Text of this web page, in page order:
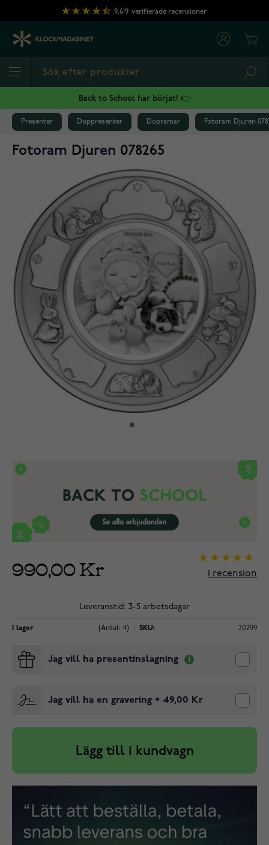
Hoppa till innehållet
9,619 verifierade recensioner
Back to School har börjat! 👉
Presenter Doppresenter Dopramar Fotoram Djuren
Fotoram Djuren 078265
990,00 Kr 1 recension
Leveranstid: 3-5 arbetsdagar
I lager (Antal: 4) SKU: 20299
Jag vill ha presentinslagning
Jag vill ha en gravering + 49,00 Kr
Lägg till i kundvagn